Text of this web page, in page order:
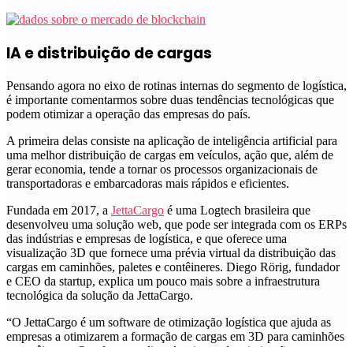
IA e distribuição de cargas
Pensando agora no eixo de rotinas internas do segmento de logística,
é importante comentarmos sobre duas tendências tecnológicas que
podem otimizar a operação das empresas do país.
A primeira delas consiste na aplicação de inteligência artificial para
uma melhor distribuição de cargas em veículos, ação que, além de
gerar economia, tende a tornar os processos organizacionais de
transportadoras e embarcadoras mais rápidos e eficientes.
Fundada em 2017, a JettaCargo é uma Logtech brasileira que
desenvolveu uma solução web, que pode ser integrada com os ERPs
das indústrias e empresas de logística, e que oferece uma
visualização 3D que fornece uma prévia virtual da distribuição das
cargas em caminhões, paletes e contêineres. Diego Rörig, fundador
e CEO da startup, explica um pouco mais sobre a infraestrutura
tecnológica da solução da JettaCargo.
“O JettaCargo é um software de otimização logística que ajuda as
empresas a otimizarem a formação de cargas em 3D para caminhões